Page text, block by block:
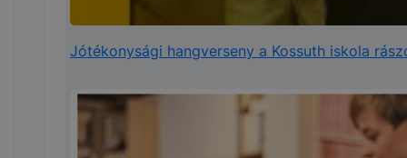
Jótékonysági hangverseny a Kossuth iskola